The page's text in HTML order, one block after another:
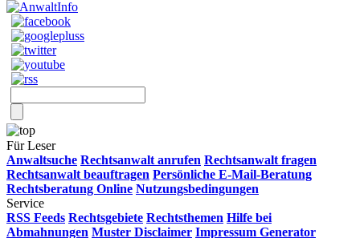
Für Leser
Anwaltsuche Rechtsanwalt anrufen Rechtsanwalt fragen
Rechtsanwalt beauftragen Persönliche E-Mail-Beratung
Rechtsberatung Online Nutzungsbedingungen
Service
RSS Feeds Rechtsgebiete Rechtsthemen Hilfe bei
Abmahnungen Muster Disclaimer Impressum Generator